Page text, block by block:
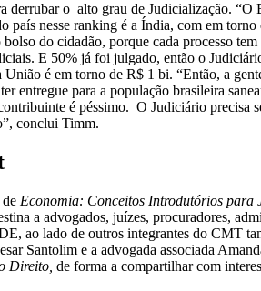
derrubar o alto grau de Judicialização. “O
país nesse ranking é a Índia, com em
do cidadão, porque cada processo
E 50% já foi julgado, então o
é em torno de R$ 1 bi. “Então, a
entregue para a população brasileira
é péssimo. O Judiciário precisa
conclui Timm.
Economia: Conceitos Introdutórios para
a advogados, juízes, procuradores,
ao lado de outros integrantes do CMT
Santolim e a advogada associada
Direito, de forma a compartilhar com